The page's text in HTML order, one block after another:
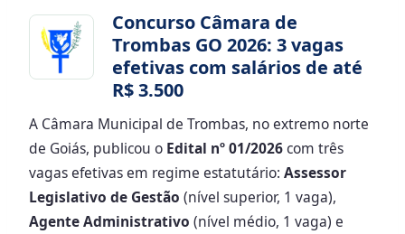
Concurso Câmara de
Trombas GO 2026: 3 vagas
efetivas com salários de até
R$ 3.500
A Câmara Municipal de Trombas, no extremo norte
de Goiás, publicou o Edital nº 01/2026com três
vagas efetivas em regime estatutário: Assessor
Legislativo de Gestão (nível superior, 1 vaga),
Agente Administrativo (nível médio, 1 vaga) e